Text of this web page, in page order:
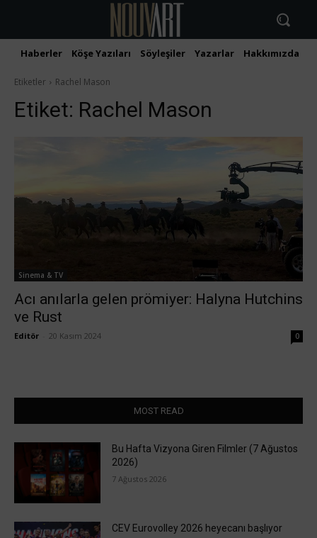
Haberler Köşe Yazıları Söyleşiler Yazarlar Hakkımızda
Etiketler Rachel Mason
Etiket: Rachel Mason
Sinema & TV
Acı anılarla gelen prömiyеr: Halyna Hutchins
ve Rust
Editör 20 Kasım 2024 0
MOST READ
Bu Hafta Vizyona Giren Filmler (7 Ağustos
2026)
7 Ağustos 2026
CEV Eurovolley 2026 heyecanı başlıyor